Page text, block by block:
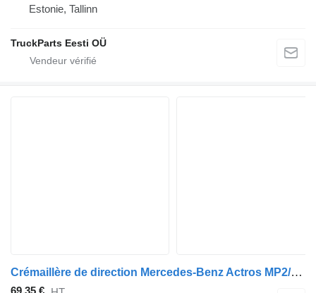
Estonie, Tallinn
TruckParts Eesti OÜ
Crémaillère de direction Mercedes-Benz Actros MP2/MP3 1841 (01.02-) A9424601509 pour tracteur routier Mercedes-Benz Actros, Axor MP1, MP2, MP3 (1996-2014)